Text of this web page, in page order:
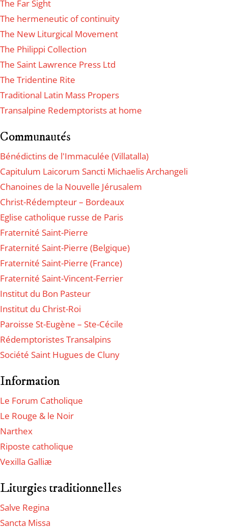
The Far Sight
The hermeneutic of continuity
The New Liturgical Movement
The Philippi Collection
The Saint Lawrence Press Ltd
The Tridentine Rite
Traditional Latin Mass Propers
Transalpine Redemptorists at home
Communautés
Bénédictins de l'Immaculée (Villatalla)
Capitulum Laicorum Sancti Michaelis Archangeli
Chanoines de la Nouvelle Jérusalem
Christ-Rédempteur – Bordeaux
Eglise catholique russe de Paris
Fraternité Saint-Pierre
Fraternité Saint-Pierre (Belgique)
Fraternité Saint-Pierre (France)
Fraternité Saint-Vincent-Ferrier
Institut du Bon Pasteur
Institut du Christ-Roi
Paroisse St-Eugène – Ste-Cécile
Rédemptoristes Transalpins
Société Saint Hugues de Cluny
Information
Le Forum Catholique
Le Rouge & le Noir
Narthex
Riposte catholique
Vexilla Galliæ
Liturgies traditionnelles
Salve Regina
Sancta Missa